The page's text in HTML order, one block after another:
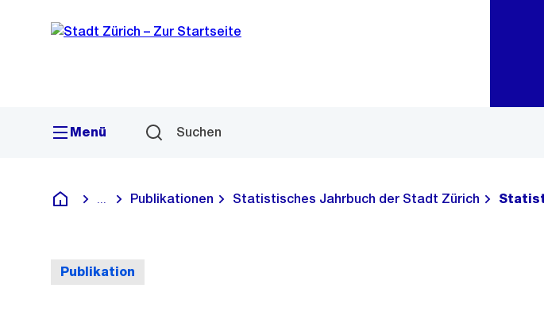
Navigation
Sprunglink
Menü Suchen
Deutsch
Blende alle Breadcrumbs ein
Publikationen Statistisches Jahrbuch der Stadt Zürich
Publikation